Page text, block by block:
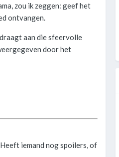
zou ik zeggen: geef het
ontvangen.
aan die sfeervolle
door het
iemand nog spoilers, of